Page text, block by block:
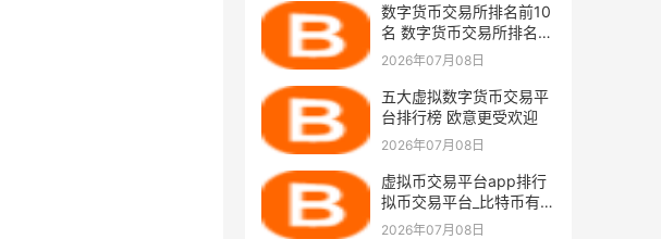
数字货币交易所排名前10
名 数字货币交易所排名前
10名名称
2026年07月08日
五大虚拟数字货币交易平
台排行榜 欧意更受欢迎
2026年07月08日
虚拟币交易平台app排行
拟币交易平台_比特币有哪
些？交易平台
2026年07月08日